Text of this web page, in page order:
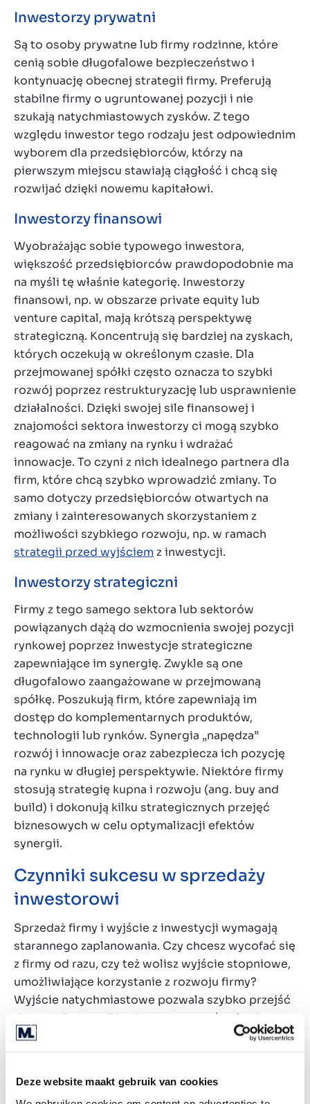
Deze website maakt gebruik van cookies
Inwestorzy prywatni
Są to osoby prywatne lub firmy rodzinne, które
cenią sobie długofalowe bezpieczeństwo i
kontynuację obecnej strategii firmy. Preferują
stabilne firmy o ugruntowanej pozycji i nie
szukają natychmiastowych zysków. Z tego
względu inwestor tego rodzaju jest odpowiednim
wyborem dla przedsiębiorców, którzy na
pierwszym miejscu stawiają ciągłość i chcą się
rozwijać dzięki nowemu kapitałowi.
Inwestorzy finansowi
Wyobrażając sobie typowego inwestora,
większość przedsiębiorców prawdopodobnie ma
na myśli tę właśnie kategorię. Inwestorzy
finansowi, np. w obszarze private equity lub
venture capital, mają krótszą perspektywę
strategiczną. Koncentrują się bardziej na zyskach,
których oczekują w określonym czasie. Dla
przejmowanej spółki często oznacza to szybki
rozwój poprzez restrukturyzację lub usprawnienie
działalności. Dzięki swojej sile finansowej i
znajomości sektora inwestorzy ci mogą szybko
reagować na zmiany na rynku i wdrażać
innowacje. To czyni z nich idealnego partnera dla
firm, które chcą szybko wprowadzić zmiany. To
samo dotyczy przedsiębiorców otwartych na
zmiany i zainteresowanych skorzystaniem z
możliwości szybkiego rozwoju, np. w ramach
strategii przed wyjściem z inwestycji.
Inwestorzy strategiczni
Firmy z tego samego sektora lub sektorów
powiązanych dążą do wzmocnienia swojej pozycji
rynkowej poprzez inwestycje strategiczne
zapewniające im synergię. Zwykle są one
długofalowo zaangażowane w przejmowaną
spółkę. Poszukują firm, które zapewniają im
dostęp do komplementarnych produktów,
technologii lub rynków. Synergia „napędza”
rozwój i innowacje oraz zabezpiecza ich pozycję
na rynku w długiej perspektywie. Niektóre firmy
stosują strategię kupna i rozwoju (ang. buy and
build) i dokonują kilku strategicznych przejęć
biznesowych w celu optymalizacji efektów
synergii.
Czynniki sukcesu w sprzedaży
inwestorowi
Sprzedaż firmy i wyjście z inwestycji wymagają
starannego zaplanowania. Czy chcesz wycofać się
z firmy od razu, czy też wolisz wyjście stopniowe,
umożliwiające korzystanie z rozwoju firmy?
Wyjście natychmiastowe pozwala szybko przejść
do nowej sytuacji i od razu otrzymać pełną kwotę
ze sprzedaży. Z kolei wyjście stopniowe przejście
osobistych preferencji przy określaniu